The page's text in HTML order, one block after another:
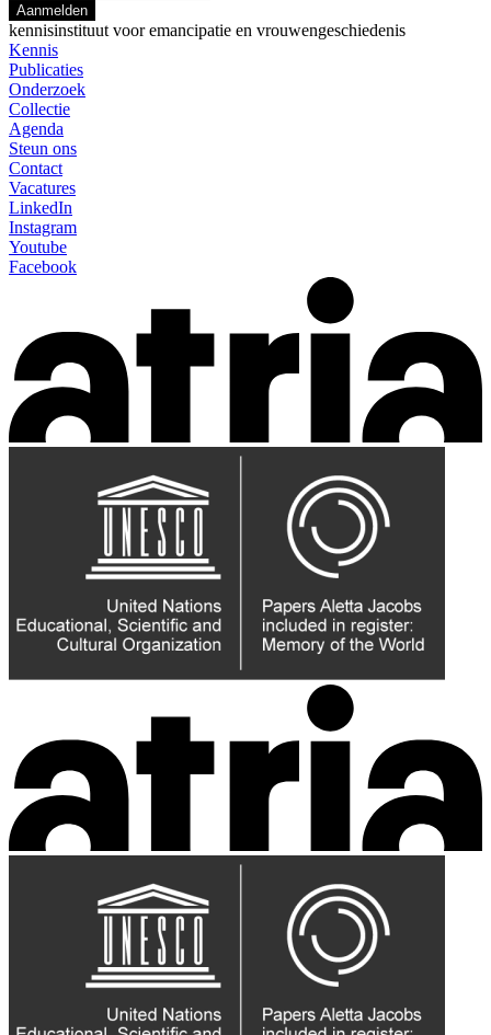
Aanmelden
kennisinstituut voor emancipatie en vrouwengeschiedenis
Kennis
Publicaties
Onderzoek
Collectie
Agenda
Steun ons
Contact
Vacatures
LinkedIn
Instagram
Youtube
Facebook